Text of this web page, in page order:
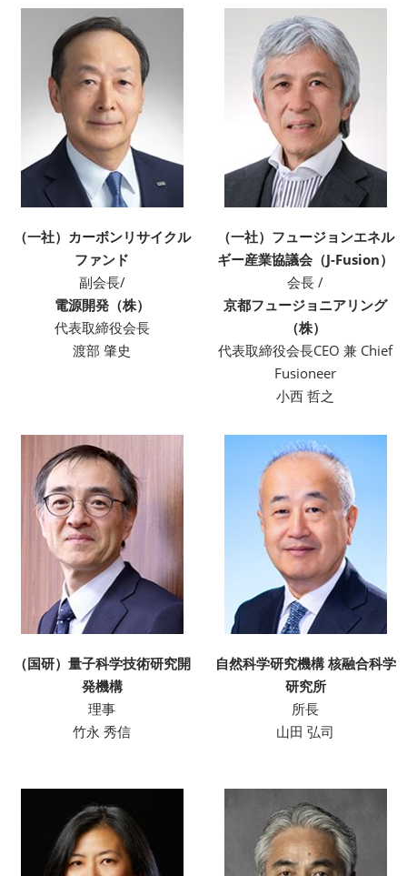
（一社）カーボンリサイクル
ファンド
副会長/
電源開発（株）
代表取締役会長
渡部 肇史
（一社）フュージョンエネル
ギー産業協議会（J-Fusion）
会長 /
京都フュージョニアリング
（株）
代表取締役会長CEO 兼 Chief
Fusioneer
小西 哲之
（国研）量子科学技術研究開
発機構
理事
竹永 秀信
自然科学研究機構 核融合科学
研究所
所長
山田 弘司